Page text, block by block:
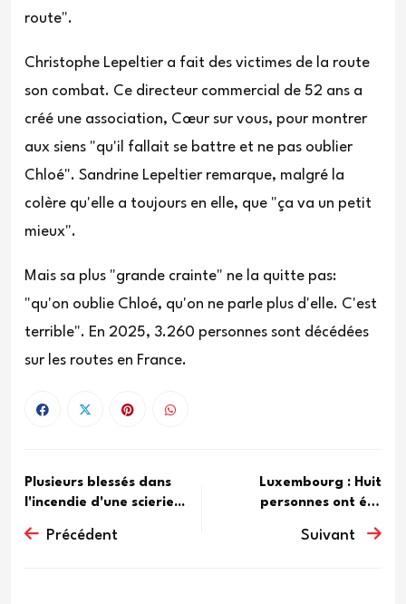
route".
Christophe Lepeltier a fait des victimes de la route
son combat. Ce directeur commercial de 52 ans a
créé une association, Cœur sur vous, pour montrer
aux siens "qu'il fallait se battre et ne pas oublier
Chloé". Sandrine Lepeltier remarque, malgré la
colère qu'elle a toujours en elle, que "ça va un petit
mieux".
Mais sa plus "grande crainte" ne la quitte pas:
"qu'on oublie Chloé, qu'on ne parle plus d'elle. C'est
terrible". En 2025, 3.260 personnes sont décédées
sur les routes en France.
Plusieurs blessés dans
l'incendie d'une scierie...
Précédent
Luxembourg : Huit
personnes ont été
Suivant